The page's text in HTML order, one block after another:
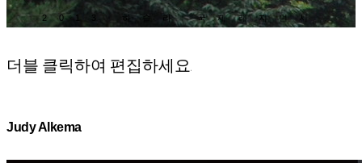
2013 하슬라 국제레지던시
더블 클릭하여 편집하세요.
Judy Alkema